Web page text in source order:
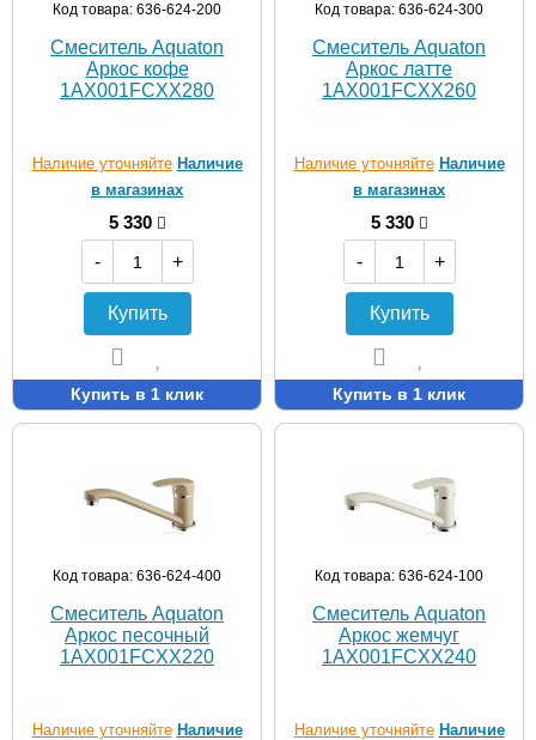
Код товара: 636-624-200
Смеситель Aquaton
Аркос кофе
1AX001FCXX280
Наличие уточняйте Наличие
в магазинах
5 330
-
+
Купить
Купить в 1 клик
Код товара: 636-624-300
Смеситель Aquaton
Аркос латте
1AX001FCXX260
Наличие уточняйте Наличие
в магазинах
5 330
-
+
Купить
Купить в 1 клик
Код товара: 636-624-400
Смеситель Aquaton
Аркос песочный
1AX001FCXX220
Наличие уточняйте Наличие
Код товара: 636-624-100
Смеситель Aquaton
Аркос жемчуг
1AX001FCXX240
Наличие уточняйте Наличие